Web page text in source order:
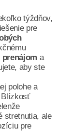
týždňov,
pre
a
aby ste
polohe a
Blízkosť
stretnutia, ale
pre